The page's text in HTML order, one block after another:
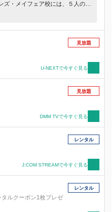
ズ・メイフェア校には、５人の少
ていた。 彼女たちは女子高校生
イス……。 少女たちはそれぞれ
、影の世界を飛び回る。 「私た
パイ。嘘をつく生き物だ」
見放題
U-NEXTで今すぐ見る
見放題
DMM TVで今すぐ見る
レンタル
J:COM STREAMで今すぐ見る
タルクーポン1枚プレゼ
レンタル